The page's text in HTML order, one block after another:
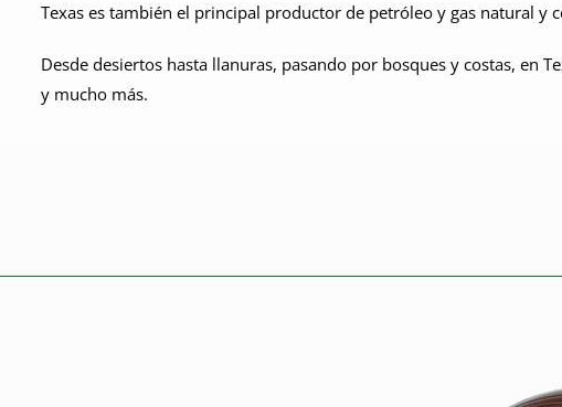
Texas es también el principal productor de petróleo y gas natural y
Desde desiertos hasta llanuras, pasando por bosques y costas, en
y mucho más.